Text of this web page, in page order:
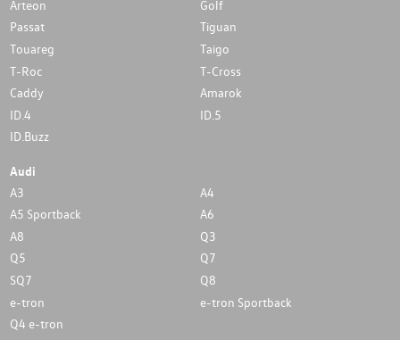
Arteon
Golf
Passat
Tiguan
Touareg
Taigo
T-Roc
T-Cross
Caddy
Amarok
ID.4
ID.5
ID.Buzz
Audi
A3
A4
A5 Sportback
A6
A8
Q3
Q5
Q7
SQ7
Q8
e-tron
e-tron Sportback
Q4 e-tron